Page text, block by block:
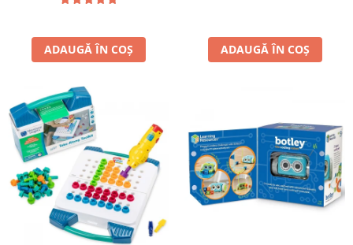
ADAUGĂ ÎN COȘ ADAUGĂ ÎN COȘ